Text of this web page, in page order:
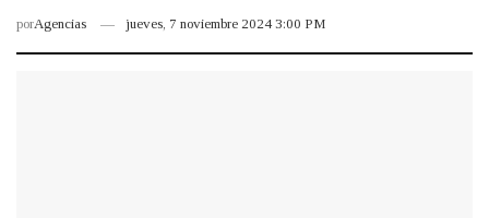
porAgencias jueves, 7 noviembre 2024 3:00 PM